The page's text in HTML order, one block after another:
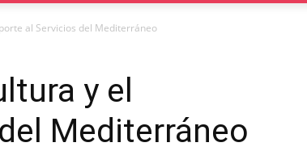
al Servicios del Mediterráneo
y el
Mediterráneo